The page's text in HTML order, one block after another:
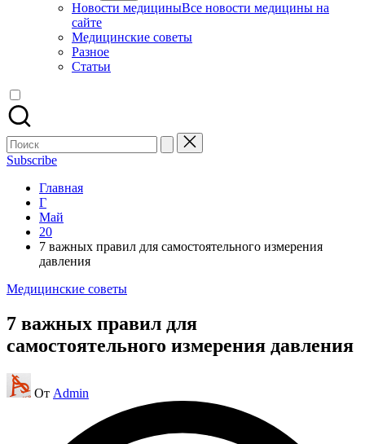
Новости медициныВсе новости медицины на
сайте
Медицинские советы
Разное
Статьи
Поиск
для:
Subscribe
Главная
Г
Май
20
7 важных правил для самостоятельного измерения
давления
Опубликовано
Медицинские советы
7 важных правил для
самостоятельного измерения давления
Запись
от
От Admin